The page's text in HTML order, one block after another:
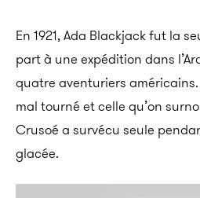
En 1921, Ada Blackjack fut la
part à une expédition dans
quatre aventuriers
mal tourné et celle qu’on
Crusoé a survécu seule
glacée.